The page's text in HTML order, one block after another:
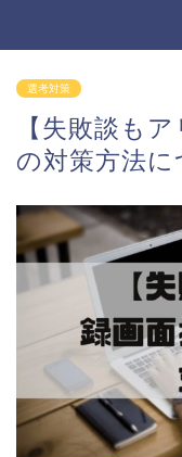
選考対策
【失敗談も
の対策方法